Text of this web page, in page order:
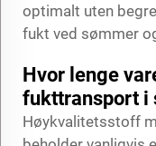
optimalt uten
fukt ved sømmer
Hvor lenge
fukttransport
Høykvalitetsstoff